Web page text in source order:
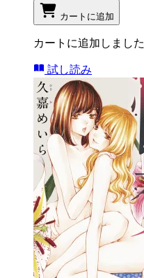
カートに追加
カートに追加しました
試し読み